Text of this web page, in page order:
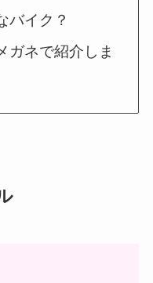
バイク？
ガネで紹介しま